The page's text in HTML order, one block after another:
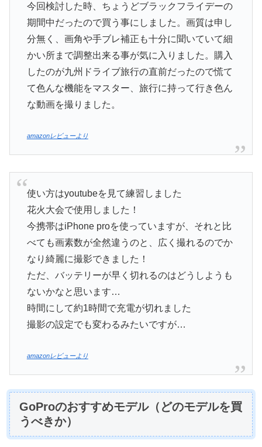
今回検討した時、ちょうどブラックフライデーの
期間中だったので買う事にしました。画質は申し
分無く、画角や手ブレ補正も十分に聞いていて細
かい所まで調整出来る事が気に入りました。購入
したのが九州ドライブ旅行の直前だったので慌て
て色んな機能をマスター、旅行に持って行き色ん
な動画を撮りました。
amazonレビューより
使い方はyoutubeを見て練習しました
花火大会で使用しました！
今携帯はiPhone proを使っていますが、それと比
べても画素数が全然違うのと、広く撮れるのでか
なり綺麗に撮影できました！
ただ、バッテリーが早く切れるのはどうしようも
ないかなと思います…
時間にして約1時間で充電が切れました
撮影の設定でも変わるみたいですが…
amazonレビューより
GoProのおすすめモデル（どのモデルを買
うべきか）